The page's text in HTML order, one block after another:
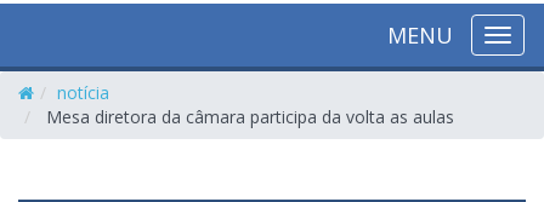
MENU
notícia
Mesa diretora da câmara participa da volta as aulas